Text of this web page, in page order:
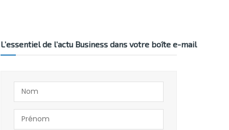
L’essentiel de l’actu Business dans votre boîte e-mail